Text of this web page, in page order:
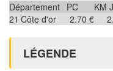
Département PC KM
21 Côte d'or 2.70 €
LÉGENDE